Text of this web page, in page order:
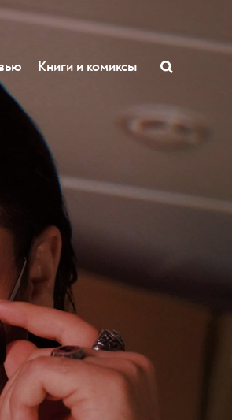
Книги и комиксы